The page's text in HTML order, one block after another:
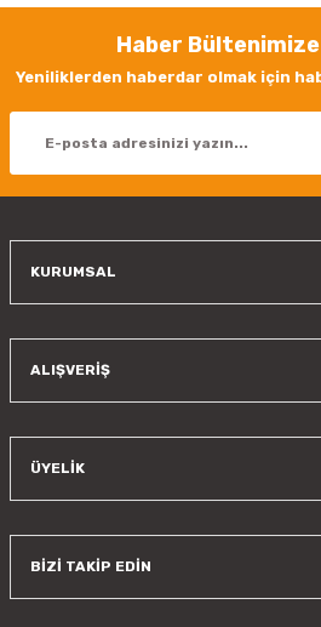
Haber
Yeniliklerden haberdar olmak için
KURUMSAL
ALIŞVERİŞ
ÜYELİK
BİZİ TAKİP EDİN